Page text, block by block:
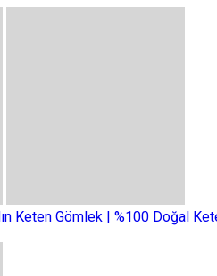
Keten Gömlek | %100 Doğal